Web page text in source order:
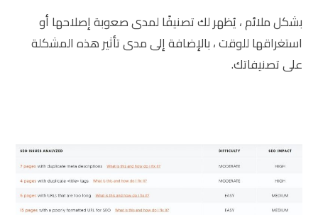
بشكل ملائم ، يُظهر لك تصنيفًا لمدى صعوبة إصلاحها أو
استغراقها للوقت ، بالإضافة إلى مدى تأثير هذه المشكلة
على تصنيفاتك.